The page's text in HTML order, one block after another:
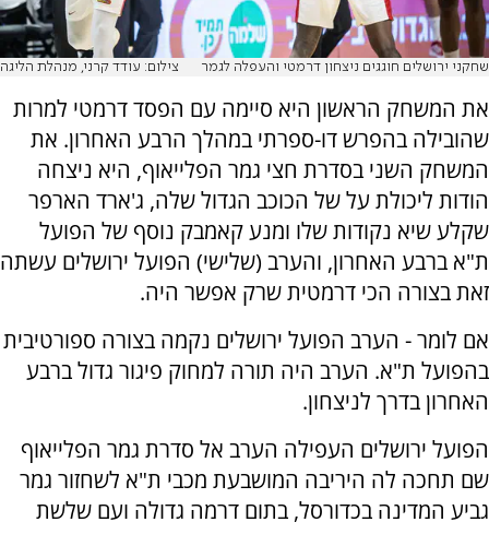
שחקני ירושלים חוגגים ניצחון דרמטי והעפלה לגמר צילום: עודד קרני, מנהלת הליגה
את המשחק הראשון היא סיימה עם הפסד דרמטי למרות
שהובילה בהפרש דו-ספרתי במהלך הרבע האחרון. את
המשחק השני בסדרת חצי גמר הפלייאוף, היא ניצחה
הודות ליכולת על של הכוכב הגדול שלה, ג'ארד הארפר
שקלע שיא נקודות שלו ומנע קאמבק נוסף של הפועל
ת"א ברבע האחרון, והערב (שלישי) הפועל ירושלים עשתה
זאת בצורה הכי דרמטית שרק אפשר היה.
אם לומר - הערב הפועל ירושלים נקמה בצורה ספורטיבית
בהפועל ת"א. הערב היה תורה למחוק פיגור גדול ברבע
האחרון בדרך לניצחון.
הפועל ירושלים העפילה הערב אל סדרת גמר הפלייאוף
שם תחכה לה היריבה המושבעת מכבי ת"א לשחזור גמר
גביע המדינה בכדורסל, בתום דרמה גדולה ועם שלשת